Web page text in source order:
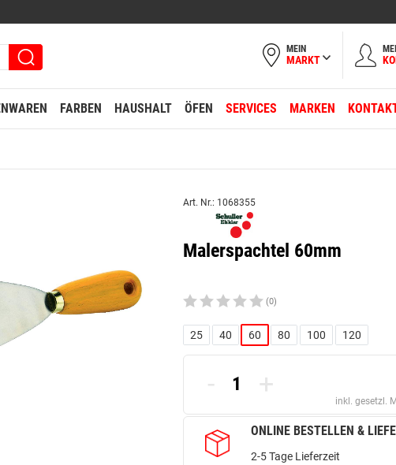
MEIN
MARKT
FARBEN HAUSHALT ÖFEN SERVICES MARKEN
Art. Nr.: 1068355
Malerspachtel 60mm
(0)
25 40 60 80 100 120
- +
inkl. gesetzl.
ONLINE BESTELLEN &
2-5 Tage Lieferzeit